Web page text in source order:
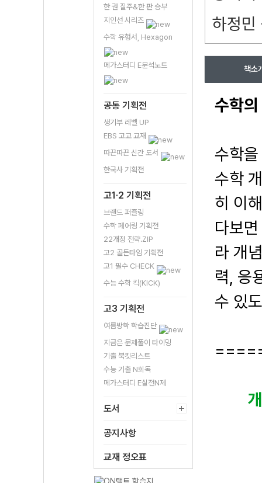
한 권 질주&한 판 승부
지인선 시리즈
수학 유형서, Hexagon
메가스터디 E분석노트
공통 기획전
생기부 레벨 UP
EBS 고교 교재
따끈따끈 신간 도서
한국사 기획전
고1·2 기획전
브랜드 퍼즐링
수학 페어링 기획전
22개정 전략.ZIP
고2 골든타임 기획전
고1 필수 CHECK
수능 수학 킥(KICK)
고3 기획전
여름방학 학습진단
지금은 문제풀이 타이밍
기출 북킷리스트
수능 기출 N회독
메가스터디 E실전N제
도서
공지사항
교재 정오표
하정
책소
수학
수학
수학
히 이
다보
라 개
력, 응
수 있